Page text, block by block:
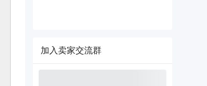
加入卖家交流群